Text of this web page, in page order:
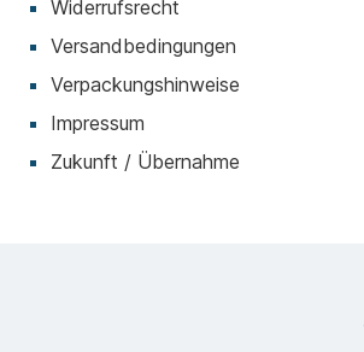
Widerrufsrecht
Versandbedingungen
Verpackungshinweise
Impressum
Zukunft / Übernahme